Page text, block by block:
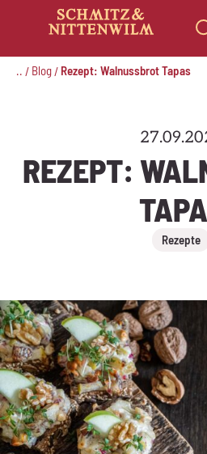
springen
.. / Blog / Rezept: Walnussbrot Tapas
REZEPT:
Rezepte